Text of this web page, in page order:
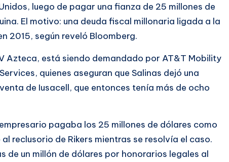
luego de pagar una fianza de 25 millones de
El motivo: una deuda fiscal millonaria ligada a la
2015, según reveló Bloomberg.
Azteca, está siendo demandado por AT&T Mobility
quienes aseguran que Salinas dejó una
de Iusacell, que entonces tenía más de ocho
pagaba los 25 millones de dólares como
reclusorio de Rikers mientras se resolvía el caso.
de un millón de dólares por honorarios legales al